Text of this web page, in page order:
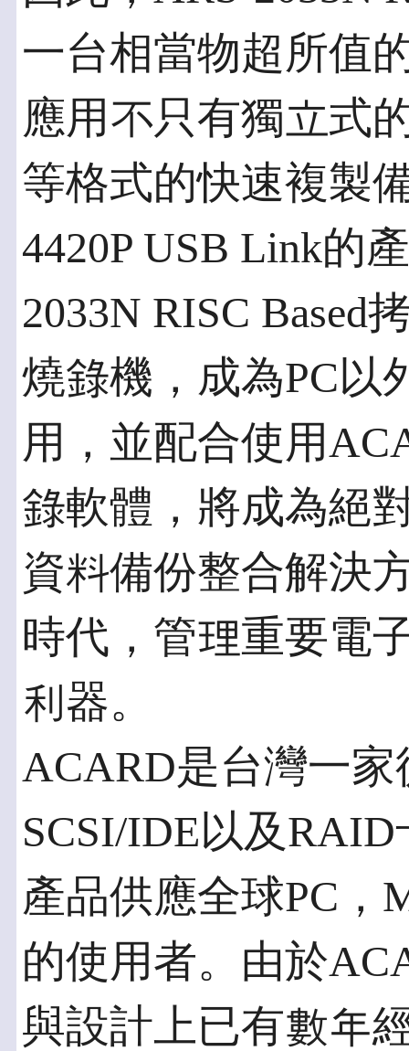
一台相當物超所值
應用不只有獨立式
等格式的快速複製
4420P USB Link的
2033N RISC Based
燒錄機，成為PC以
用，並配合使用
錄軟體，將成為絕
資料備份整合解決
時代，管理重要電
利器。
ACARD是台灣一
SCSI/IDE以及
產品供應全球PC，
的使用者。由於
與設計上已有數年